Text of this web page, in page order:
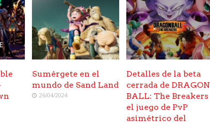
Sumérgete en el
mundo de Sand Land
26/04/2024
Detalles de la beta
cerrada de DRAGON
BALL: The Breakers
el juego de PvP
asimétrico del